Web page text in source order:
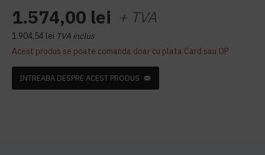
1.574,00 lei + TVA
1.904,54 lei TVA inclus
Acest produs se poate comanda doar cu plata Card sau OP
INTREABA DESPRE ACEST PRODUS